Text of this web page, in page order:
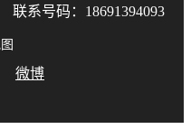
联系号码：18691394093
微博